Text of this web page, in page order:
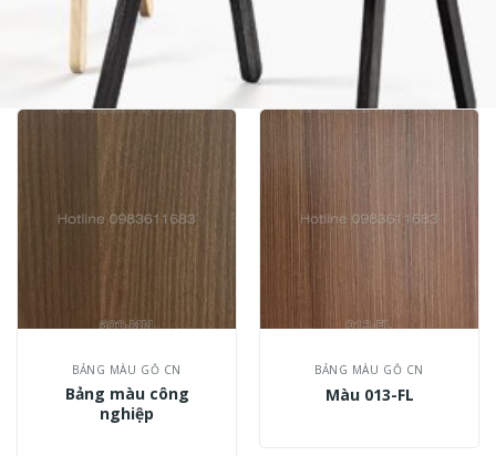
BẢNG MÀU GỖ CN
Bảng màu công
nghiệp
BẢNG MÀU GỖ CN
Màu 013-FL